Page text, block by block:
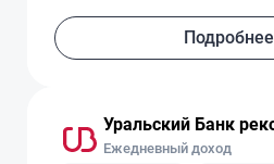
Подробнее
Ежедневный доход